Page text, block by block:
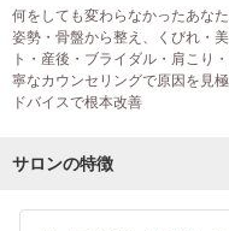
何をしても変わらなかったあな
姿勢・骨盤から整え、くびれ・
ト・産後・ブライダル・肩こり
寧なカウンセリングで原因を見
ドバイスで根本改善
サロンの特徴